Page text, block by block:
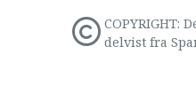
delvist fra